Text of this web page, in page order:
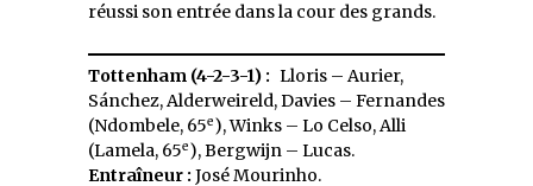
réussi son entrée dans la cour des grands.
Tottenham (4-2-3-1) : Lloris – Aurier,
Sánchez, Alderweireld, Davies – Fernandes
(Ndombele, 65e), Winks – Lo Celso, Alli
(Lamela, 65e), Bergwijn – Lucas.
Entraîneur : José Mourinho.